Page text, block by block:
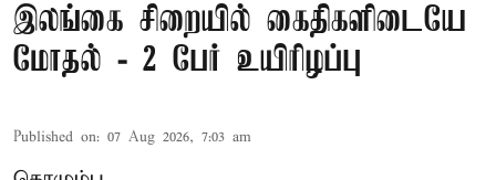
இலங்கை சிறையில் கைதிகளிடையே
மோதல் - 2 பேர் உயிரிழப்பு
Published on: 07 Aug 2026, 7:03 am